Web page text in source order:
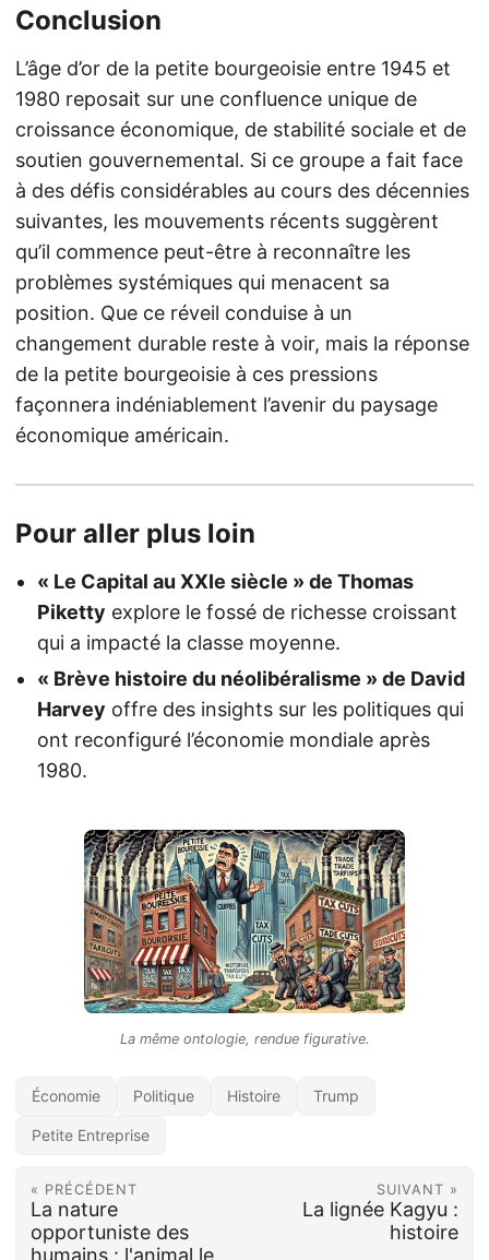
Conclusion
L’âge d’or de la petite bourgeoisie entre 1945 et
1980 reposait sur une confluence unique de
croissance économique, de stabilité sociale et de
soutien gouvernemental. Si ce groupe a fait face
à des défis considérables au cours des décennies
suivantes, les mouvements récents suggèrent
qu’il commence peut-être à reconnaître les
problèmes systémiques qui menacent sa
position. Que ce réveil conduise à un
changement durable reste à voir, mais la réponse
de la petite bourgeoisie à ces pressions
façonnera indéniablement l’avenir du paysage
économique américain.
Pour aller plus loin
« Le Capital au XXIe siècle » de Thomas
Piketty explore le fossé de richesse croissant
qui a impacté la classe moyenne.
« Brève histoire du néolibéralisme » de David
Harvey offre des insights sur les politiques qui
ont reconfiguré l’économie mondiale après
1980.
La même ontologie, rendue figurative.
Économie Politique Histoire Trump
Petite Entreprise
« PRÉCÉDENT
La nature
opportuniste des
humains : l'animal le
SUIVANT »
La lignée Kagyu :
histoire